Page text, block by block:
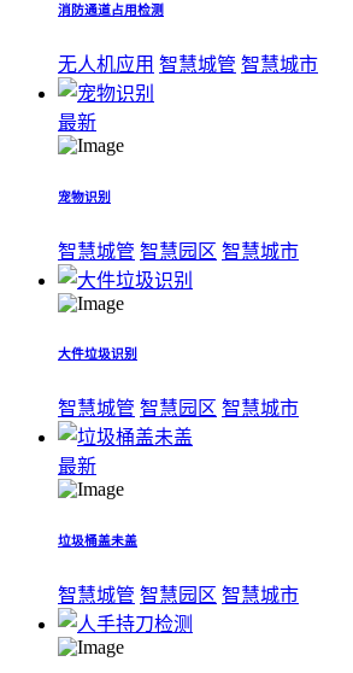
消防通道占用检测
无人机应用 智慧城管 智慧城市
最新
宠物识别
智慧城管 智慧园区 智慧城市
大件垃圾识别
智慧城管 智慧园区 智慧城市
最新
垃圾桶盖未盖
智慧城管 智慧园区 智慧城市